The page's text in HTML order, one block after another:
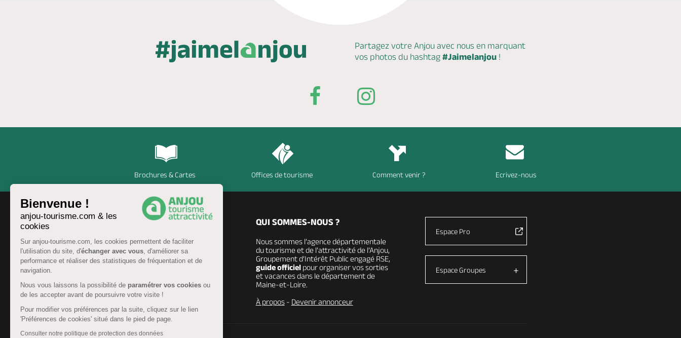
Bienvenue !
anjou-tourisme.com & les
cookies
Sur anjou-tourisme.com, les cookies permettent de faciliter
l'utilisation du site, d'échanger avec vous, d'améliorer sa
performance et réaliser des statistiques de fréquentation et de
navigation.
Nous vous laissons la possibilité de paramétrer vos cookies ou
de les accepter avant de poursuivre votre visite !
Pour modifier vos préférences par la suite, cliquez sur le lien
'Préférences de cookies' situé dans le pied de page.
Consulter notre politique de protection des données
Partagez votre Anjou avec nous en marquant
vos photos du hashtag #Jaimelanjou !
Brochures & Cartes Offices de tourisme Comment venir ? Ecrivez-nous
QUI SOMMES-NOUS ?
Nous sommes l’agence départementale
du tourisme et de l’attractivité de l’Anjou,
Groupement d’Intérêt Public engagé RSE,
guide officielpour organiser vos sorties
et vacances dans le département de
Maine-et-Loire.
À propos- Devenir annonceur
Espace Pro
Espace Groupes